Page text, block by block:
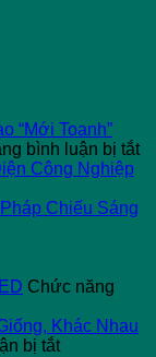
“Mới Toanh”
bình luận bị tắtở
Công Nghiệp
Chiếu Sáng
Chức năng
Khác Nhau
bị tắtở